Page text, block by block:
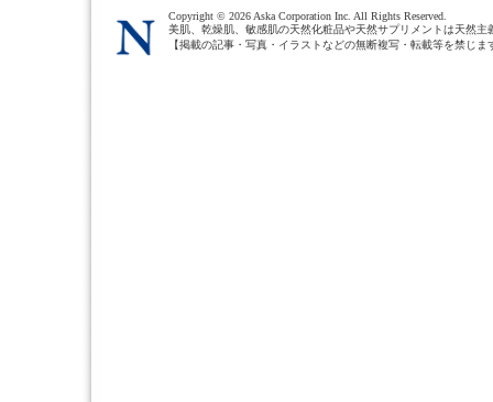
Copyright © 2026 Aska Corporation Inc. All Rights Reserved.
美肌、乾燥肌、敏感肌の天然化粧品や天然サプリメントは天然主
【掲載の記事・写真・イラストなどの無断複写・転載等を禁じま